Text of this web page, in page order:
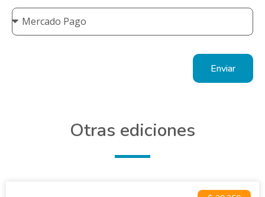
Enviar
Otras ediciones